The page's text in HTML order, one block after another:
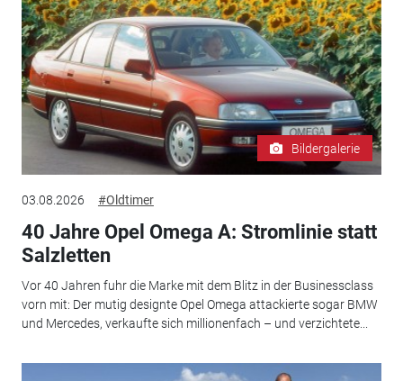
Bildergalerie
03.08.2026 #Oldtimer
40 Jahre Opel Omega A: Stromlinie statt
Salzletten
Vor 40 Jahren fuhr die Marke mit dem Blitz in der Businessclass
vorn mit: Der mutig designte Opel Omega attackierte sogar BMW
und Mercedes, verkaufte sich millionenfach – und verzichtete...